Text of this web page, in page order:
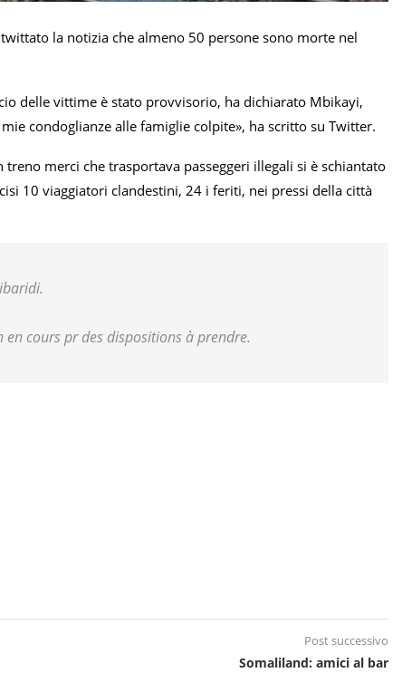
la notizia che almeno 50 persone sono morte nel
delle vittime è stato provvisorio, ha dichiarato Mbikayi,
condoglianze alle famiglie colpite», ha scritto su Twitter.
merci che trasportava passeggeri illegali si è schiantato
10 viaggiatori clandestini, 24 i feriti, nei pressi della città
cours pr des dispositions à prendre.
Post successivo
Somaliland: amici al bar